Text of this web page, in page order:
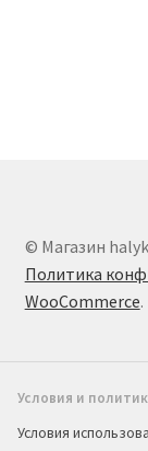
© Магазин
Политика
WooCommerce.
Условия и
Условия